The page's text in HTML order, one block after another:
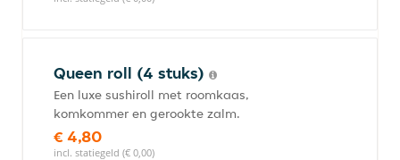
Queen roll (4 stuks)
Een luxe sushiroll met roomkaas,
komkommer en gerookte zalm.
€ 4,80
incl. statiegeld (€ 0,00)